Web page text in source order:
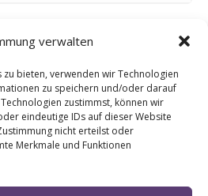
verwalten
bieten, verwenden wir Technologien
zu speichern und/oder darauf
zustimmst, können wir
eindeutige IDs auf dieser Website
nicht erteilst oder
Merkmale und Funktionen
0
KOMMENTARE